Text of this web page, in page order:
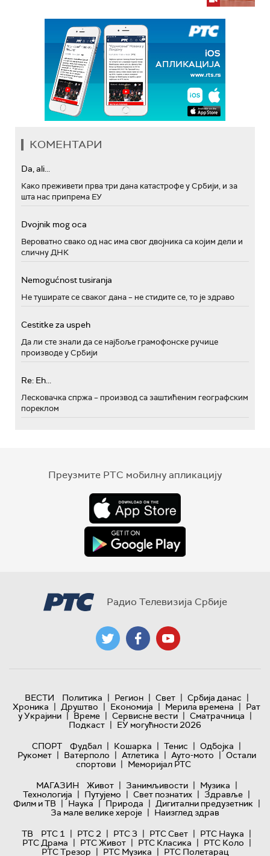
КОМЕНТАРИ
Da, ali...
Како преживети прва три дана катастрофе у Србији, и за
шта нас припрема ЕУ
Dvojnik mog oca
Вероватно свако од нас има свог двојника са којим дели и
сличну ДНК
Nemogućnost tusiranja
Не туширате се сваког дана – не стидите се, то је здраво
Cestitke za uspeh
Да ли сте знали да се најбоље грамофонске ручице
производе у Србији
Re: Eh...
Лесковачка спржа – производ са заштићеним географским
пореклом
Преузмите РТС мобилну апликацију
Радио Телевизија Србије
ВЕСТИ Политика | Регион | Свет | Србија данас |
Хроника | Друштво | Економија | Мерила времена | Рат
у Украјини | Време | Сервисне вести | Сматрачница |
Подкаст | ЕУ могућности 2026
СПОРТ
Фудбал | Кошарка | Тенис | Одбојка |
Рукомет | Ватерполо | Атлетика | Ауто-мото | Остали
спортови | Меморијал РТС
МАГАЗИН
Живот | Занимљивости | Музика |
Технологијa | Путујемо | Свет познатих | Здравље |
Филм и ТВ | Наука | Природа | Дигитални предузетник |
За мале велике хероје | Наизглед здрав
ТВ
РТС 1 | РТС 2 | РТС 3 | РТС Свет | РТС Наука |
РТС Драма | РТС Живот | РТС Класика | РТС Коло |
РТС Трезор | РТС Музика | РТС Полетарац